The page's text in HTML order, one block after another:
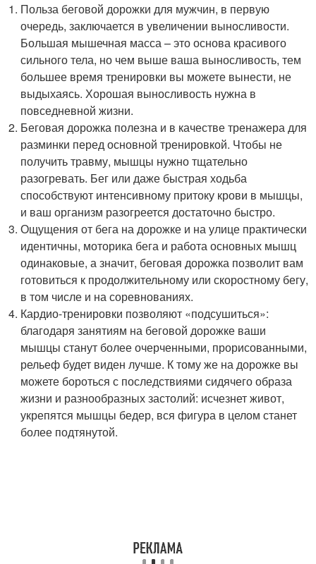
Польза беговой дорожки для мужчин, в первую
очередь, заключается в увеличении выносливости.
Большая мышечная масса – это основа красивого
сильного тела, но чем выше ваша выносливость, тем
большее время тренировки вы можете вынести, не
выдыхаясь. Хорошая выносливость нужна в
повседневной жизни.
Беговая дорожка полезна и в качестве тренажера для
разминки перед основной тренировкой. Чтобы не
получить травму, мышцы нужно тщательно
разогревать. Бег или даже быстрая ходьба
способствуют интенсивному притоку крови в мышцы,
и ваш организм разогреется достаточно быстро.
Ощущения от бега на дорожке и на улице практически
идентичны, моторика бега и работа основных мышц
одинаковые, а значит, беговая дорожка позволит вам
готовиться к продолжительному или скоростному бегу,
в том числе и на соревнованиях.
Кардио-тренировки позволяют «подсушиться»:
благодаря занятиям на беговой дорожке ваши
мышцы станут более очерченными, прорисованными,
рельеф будет виден лучше. К тому же на дорожке вы
можете бороться с последствиями сидячего образа
жизни и разнообразных застолий: исчезнет живот,
укрепятся мышцы бедер, вся фигура в целом станет
более подтянутой.